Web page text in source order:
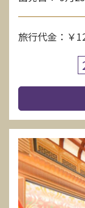
旅行代金：￥